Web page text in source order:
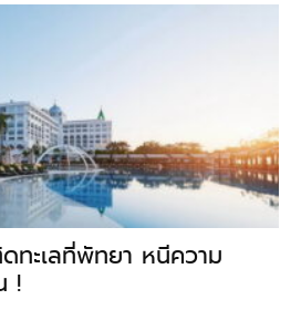
ะเลที่พัทยา หนีความ
!